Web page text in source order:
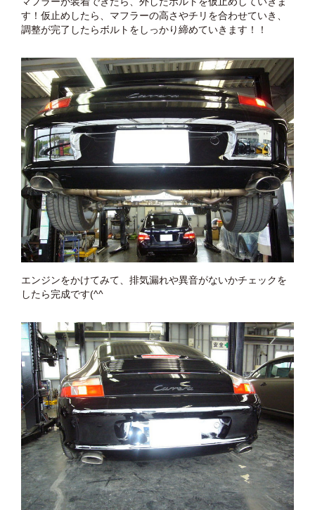
す！仮止めしたら、マフラーの高さやチリを合わせていき、
調整が完了したらボルトをしっかり締めていきます！！
エンジンをかけてみて、排気漏れや異音がないかチェックを
したら完成です(^^ゞ